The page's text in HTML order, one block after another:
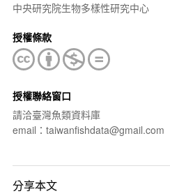
中央研究院生物多樣性研究中心
授權條款
授權聯絡窗口
請洽臺灣魚類資料庫
email：taiwanfishdata@gmail.com
分享本文